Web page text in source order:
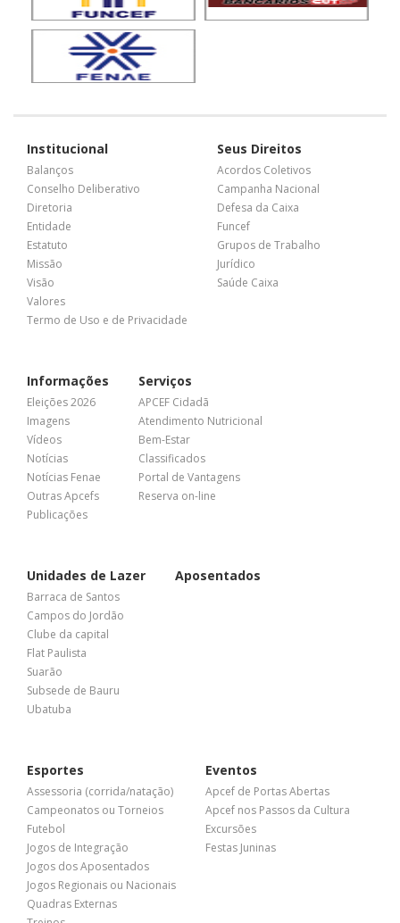
Institucional
Balanços
Conselho Deliberativo
Diretoria
Entidade
Estatuto
Missão
Visão
Valores
Termo de Uso e de Privacidade
Seus Direitos
Acordos Coletivos
Campanha Nacional
Defesa da Caixa
Funcef
Grupos de Trabalho
Jurídico
Saúde Caixa
Informações
Eleições 2026
Imagens
Vídeos
Notícias
Notícias Fenae
Outras Apcefs
Publicações
Serviços
APCEF Cidadã
Atendimento Nutricional
Bem-Estar
Classificados
Portal de Vantagens
Reserva on-line
Unidades de Lazer
Barraca de Santos
Campos do Jordão
Clube da capital
Flat Paulista
Suarão
Subsede de Bauru
Ubatuba
Aposentados
Esportes
Assessoria (corrida/natação)
Campeonatos ou Torneios
Futebol
Jogos de Integração
Jogos dos Aposentados
Jogos Regionais ou Nacionais
Quadras Externas
Eventos
Apcef de Portas Abertas
Apcef nos Passos da Cultura
Excursões
Festas Juninas